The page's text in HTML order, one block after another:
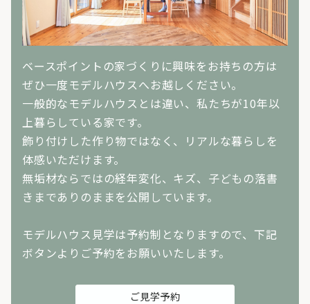
ベースポイントの家づくりに興味をお持ちの方は
ぜひ一度モデルハウスへお越しください。
一般的なモデルハウスとは違い、私たちが10年以
上暮らしている家です。
飾り付けした作り物ではなく、リアルな暮らしを
体感いただけます。
無垢材ならではの経年変化、キズ、子どもの落書
きまでありのままを公開しています。
モデルハウス見学は予約制となりますので、下記
ボタンよりご予約をお願いいたします。
ご見学予約